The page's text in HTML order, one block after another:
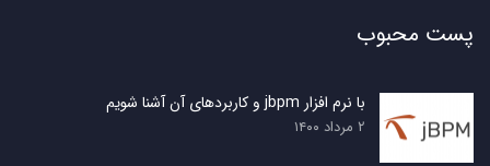
پست محبوب
با نرم افزار jbpm و کاربردهای آن آشنا شویم
۲ مرداد ۱۴۰۰